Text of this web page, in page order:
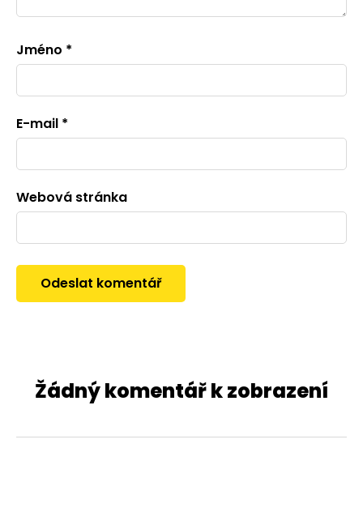
Jméno *
E-mail *
Webová stránka
Žádný komentář k zobrazení